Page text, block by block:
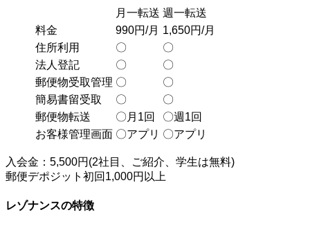
月一転送 週一転送
料金
990円/月 1,650円/月
住所利用
〇
〇
法人登記
〇
〇
郵便物受取管理 〇
〇
簡易書留受取
〇
〇
郵便物転送
〇月1回
〇週1回
お客様管理画面 〇アプリ 〇アプリ
入会金：5,500円(2社目、ご紹介、学生は無料)
郵便デポジット初回1,000円以上
レゾナンスの特徴